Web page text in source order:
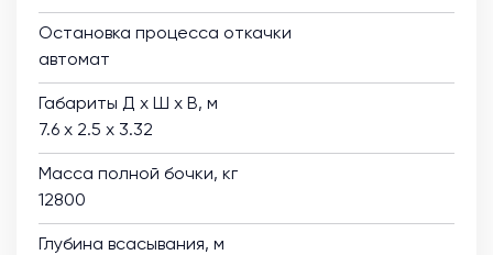
Остановка процесса откачки
автомат
Габариты Д х Ш х В, м
7.6 х 2.5 х 3.32
Масса полной бочки, кг
12800
Глубина всасывания, м